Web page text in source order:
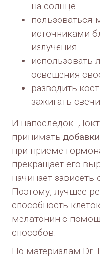
на солнце
пользоваться
источниками
излучения
использовать
освещения
разводить
зажигать свечи
И напоследок.
принимать добавки
при приеме
прекращает его
начинает зависеть
Поэтому, лучшее
способность
мелатонин с
способов.
По материалам Dr.